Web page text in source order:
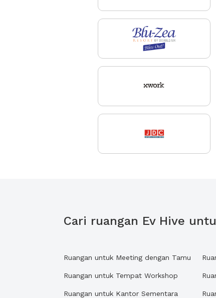
Cari ruangan Ev Hive
Ruangan untuk Meeting dengan Tamu
Ruangan untuk Tempat Workshop
Ruangan untuk Kantor Sementara